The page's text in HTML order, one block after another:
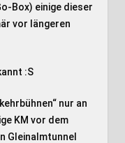
Box) einige dieser
vor längeren
:S
nur an
KM vor dem
Gleinalmtunnel